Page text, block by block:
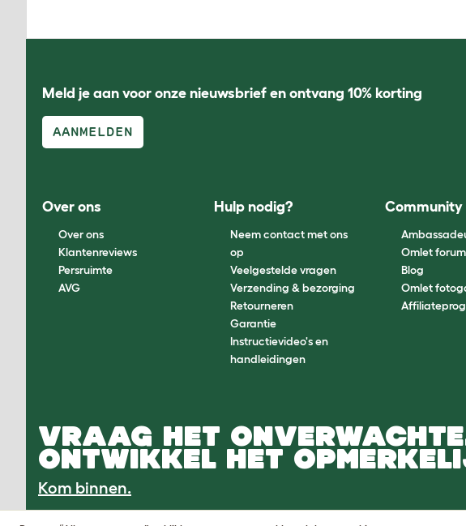
Meld je aan voor onze nieuwsbrief en ontvang 10% korting
AANMELDEN
Over ons
Over ons
Klantenreviews
Persruimte
AVG
Hulp nodig?
Neem contact met ons
op
Veelgestelde vragen
Verzending & bezorging
Retourneren
Garantie
Instructievideo's en
handleidingen
Community
Omlet forum
Blog
Omlet
VRAAG HET
ONTWIKKEL HET
Kom binnen.